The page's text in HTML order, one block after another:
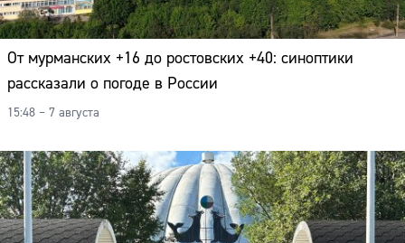
От мурманских +16 до ростовских +40: синоптики
рассказали о погоде в России
15:48 – 7 августа
Адрес:
Телефон: